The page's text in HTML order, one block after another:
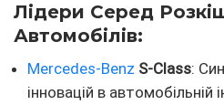
Лідери Серед
Автомобілів:
Mercedes-Benz S-Class:
інновацій в автомобільній